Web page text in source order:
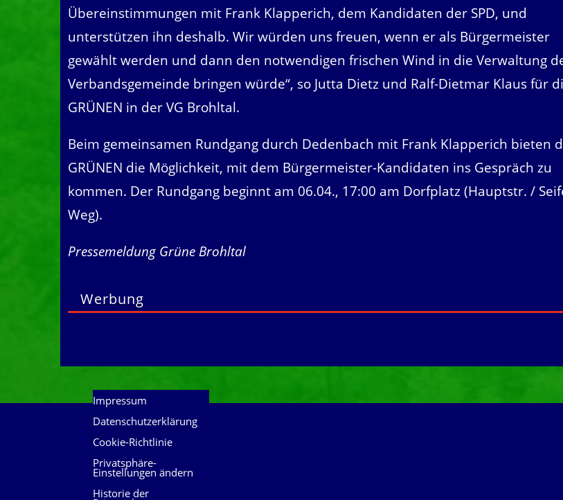
Übereinstimmungen mit Frank Klapperich, dem Kandidaten der SPD, und
unterstützen ihn deshalb. Wir würden uns freuen, wenn er als Bürgermeister
gewählt werden und dann den notwendigen frischen Wind in die Verwaltung
Verbandsgemeinde bringen würde“, so Jutta Dietz und Ralf-Dietmar Klaus für
GRÜNEN in der VG Brohltal.
Beim gemeinsamen Rundgang durch Dedenbach mit Frank Klapperich bieten
GRÜNEN die Möglichkeit, mit dem Bürgermeister-Kandidaten ins Gespräch zu
kommen. Der Rundgang beginnt am 06.04., 17:00 am Dorfplatz (Hauptstr. /
Weg).
Pressemeldung Grüne Brohltal
Werbung
Impressum
Datenschutzerklärung
Cookie-Richtlinie
Privatsphäre-
Einstellungen ändern
Historie der